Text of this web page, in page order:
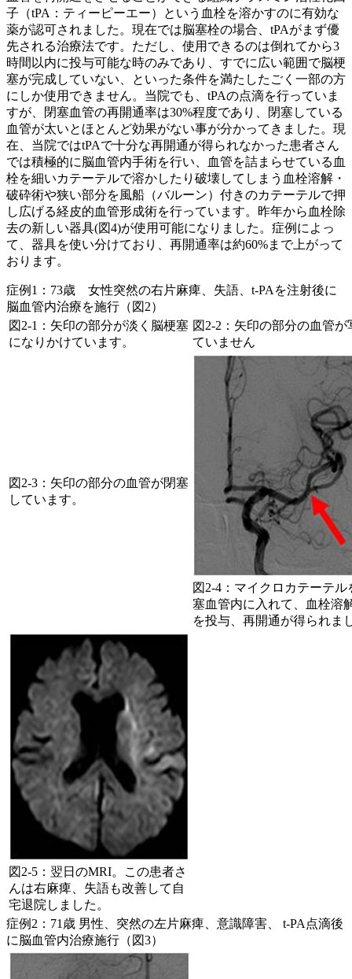
子（tPA：ティーピーエー）という血栓を溶かすのに有効な
薬が認可されました。現在では脳塞栓の場合、tPAがまず優
先される治療法です。ただし、使用できるのは倒れてから3
時間以内に投与可能な時のみであり、すでに広い範囲で脳梗
塞が完成していない、といった条件を満たしたごく一部の方
にしか使用できません。当院でも、tPAの点滴を行っていま
すが、閉塞血管の再開通率は30%程度であり、閉塞している
血管が太いとほとんど効果がない事が分かってきました。現
在、当院ではtPAで十分な再開通が得られなかった患者さん
では積極的に脳血管内手術を行い、血管を詰まらせている血
栓を細いカテーテルで溶かしたり破壊してしまう血栓溶解・
破砕術や狭い部分を風船（バルーン）付きのカテーテルで押
し広げる経皮的血管形成術を行っています。昨年から血栓除
去の新しい器具(図4)が使用可能になりました。症例によっ
て、器具を使い分けており、再開通率は約60%まで上がって
おります。
症例1：73歳 女性突然の右片麻痺、失語、t-PAを注射後に
脳血管内治療を施行（図2）
図2-1：矢印の部分が淡く脳梗塞
になりかけています。
図2-2：矢印の部分の血管が
ていません
図2-3：矢印の部分の血管が閉塞
しています。
図2-4：マイクロカテーテル
塞血管内に入れて、血栓溶
を投与、再開通が得られま
図2-5：翌日のMRI。この患者さ
んは右麻痺、失語も改善して自
宅退院しました。
症例2：71歳 男性、突然の左片麻痺、意識障害、 t-PA点滴後
に脳血管内治療施行（図3）